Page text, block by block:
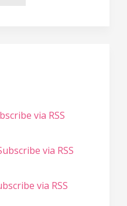
via RSS
via RSS
via RSS